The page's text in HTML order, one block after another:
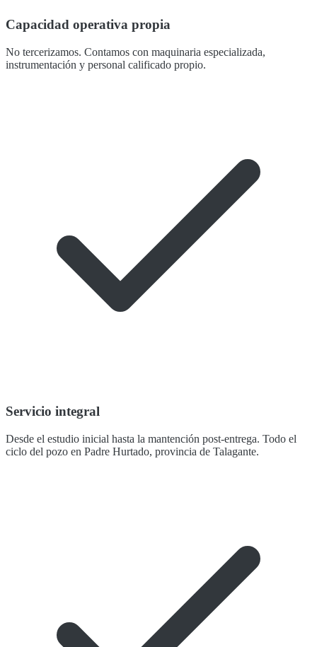
Capacidad operativa propia
No tercerizamos. Contamos con maquinaria especializada,
instrumentación y personal calificado propio.
Servicio integral
Desde el estudio inicial hasta la mantención post-entrega. Todo el
ciclo del pozo en Padre Hurtado, provincia de Talagante.